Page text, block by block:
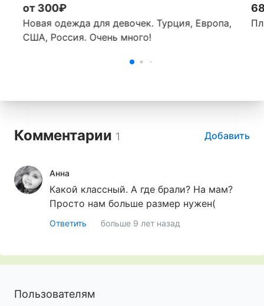
от 300₽
Новая одежда для девочек. Турция, Европа,
США, Россия. Очень много!
Комментарии 1 Добавить
Анна
Какой классный. А где брали? На мам?
Просто нам больше размер нужен(
Ответить больше 9 лет назад
Пользователям